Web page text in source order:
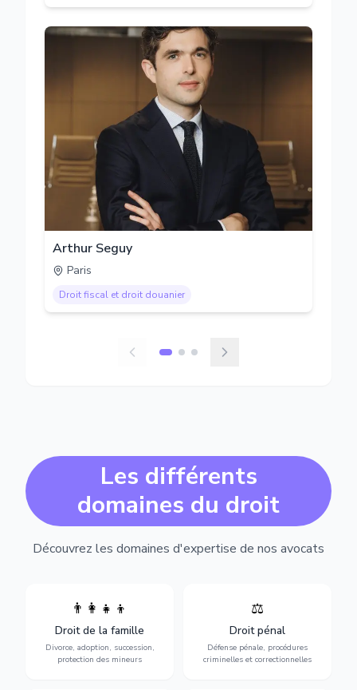
Arthur Seguy
Paris
Droit fiscal et droit douanier
Les différents
domaines du droit
Découvrez les domaines d'expertise de nos avocats
👨‍👩‍👧‍👦
Droit de la famille
Divorce, adoption, succession,
protection des mineurs
Divorce, garde d'enfants,
adoption, succession et
protection des personnes
vulnérables.
⚖️
Droit pénal
Défense pénale, procédures
criminelles et correctionnelles
Expertise en matière pénale,
vue jusqu'au procès, pour
toute affaire correctionnelle
ou criminelle.